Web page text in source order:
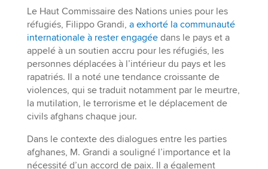
Le Haut Commissaire des Nations unies pour les
réfugiés, Filippo Grandi, a exhorté la communauté
internationale à rester engagéedans le pays et a
appelé à un soutien accru pour les réfugiés, les
personnes déplacées à l’intérieur du pays et les
rapatriés. Il a noté une tendance croissante de
violences, qui se traduit notamment par le meurtre,
la mutilation, le terrorisme et le déplacement de
civils afghans chaque jour.
Dans le contexte des dialogues entre les parties
afghanes, M. Grandi a souligné l’importance et la
nécessité d’un accord de paix. Il a également